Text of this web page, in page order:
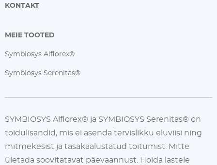
KONTAKT
MEIE TOOTED
Symbiosys Alflorex®
Symbiosys Serenitas®
SYMBIOSYS Alflorex® ja SYMBIOSYS Serenitas® on
toidulisandid, mis ei asenda tervislikku eluviisi ning
mitmekesist ja tasakaalustatud toitumist. Mitte
ületada soovitatavat päevaannust. Hoida lastele